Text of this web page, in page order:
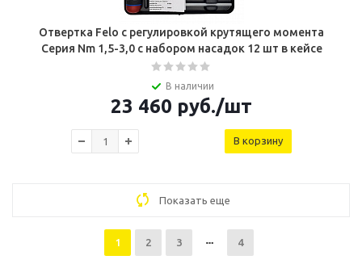
Отвертка Felo c регулировкой крутящего момента
Серия Nm 1,5-3,0 с набором насадок 12 шт в кейсе
В наличии
23 460 руб./шт
В корзину
Показать еще
1 2 3 4